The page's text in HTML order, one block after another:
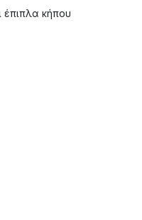
έπιπλα κήπου